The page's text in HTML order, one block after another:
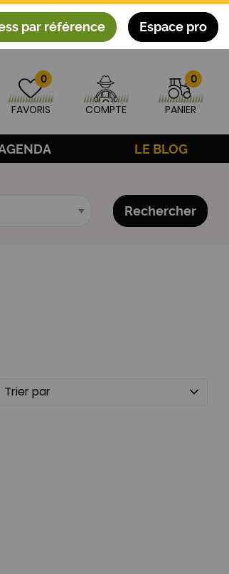
par référence Espace pro
0
FAVORIS COMPTE
0
PANIER
LE BLOG
Rechercher
Trier par